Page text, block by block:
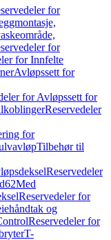
for
for
for Innfelte
Avløpssett for
for Avløpssett for
Reservedeler
for
Tilbehør til
Reservedeler
Med
Reservedeler for
og
Reservedeler for
T-